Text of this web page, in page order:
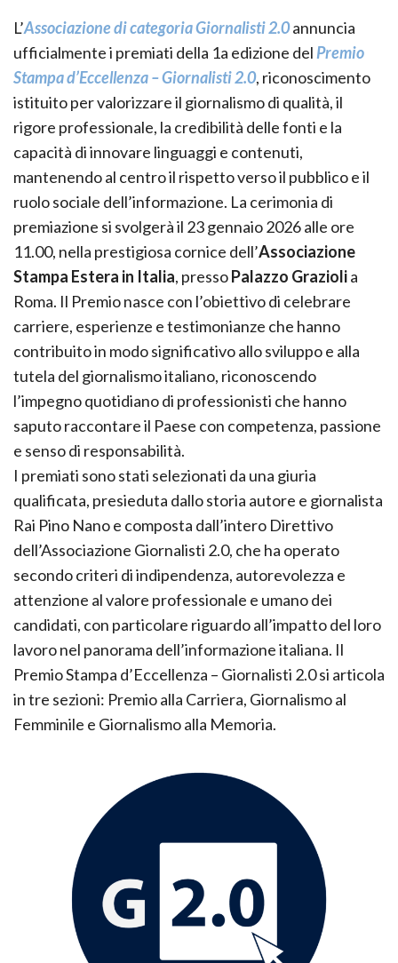
L’Associazione di categoria Giornalisti 2.0annuncia
ufficialmente i premiati della 1a edizione delPremio
Stampa d’Eccellenza – Giornalisti 2.0, riconoscimento
istituito per valorizzare il giornalismo di qualità, il
rigore professionale, la credibilità delle fonti e la
capacità di innovare linguaggi e contenuti,
mantenendo al centro il rispetto verso il pubblico e il
ruolo sociale dell’informazione. La cerimonia di
premiazione si svolgerà il 23 gennaio 2026 alle ore
11.00, nella prestigiosa cornice dell’Associazione
Stampa Estera in Italia, pressoPalazzo Graziolia
Roma. Il Premio nasce con l’obiettivo di celebrare
carriere, esperienze e testimonianze che hanno
contribuito in modo significativo allo sviluppo e alla
tutela del giornalismo italiano, riconoscendo
l’impegno quotidiano di professionisti che hanno
saputo raccontare il Paese con competenza, passione
e senso di responsabilità.
I premiati sono stati selezionati da una giuria
qualificata, presieduta dallo storia autore e giornalista
Rai Pino Nano e composta dall’intero Direttivo
dell’Associazione Giornalisti 2.0, che ha operato
secondo criteri di indipendenza, autorevolezza e
attenzione al valore professionale e umano dei
candidati, con particolare riguardo all’impatto del loro
lavoro nel panorama dell’informazione italiana. Il
Premio Stampa d’Eccellenza – Giornalisti 2.0 si articola
in tre sezioni: Premio alla Carriera, Giornalismo al
Femminile e Giornalismo alla Memoria.